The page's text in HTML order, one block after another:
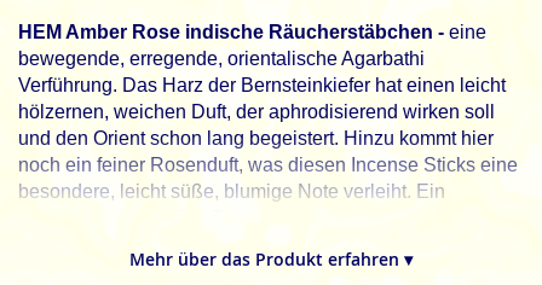
HEM Amber Rose indische Räucherstäbchen - eine
bewegende, erregende, orientalische Agarbathi
Verführung. Das Harz der Bernsteinkiefer hat einen leicht
hölzernen, weichen Duft, der aphrodisierend wirken soll
und den Orient schon lang begeistert. Hinzu kommt hier
noch ein feiner Rosenduft, was diesen Incense Sticks eine
besondere, leicht süße, blumige Note verleiht. Ein
HEM, schöner leben. Jeden Tag.
Mehr über das Produkt erfahren ▾